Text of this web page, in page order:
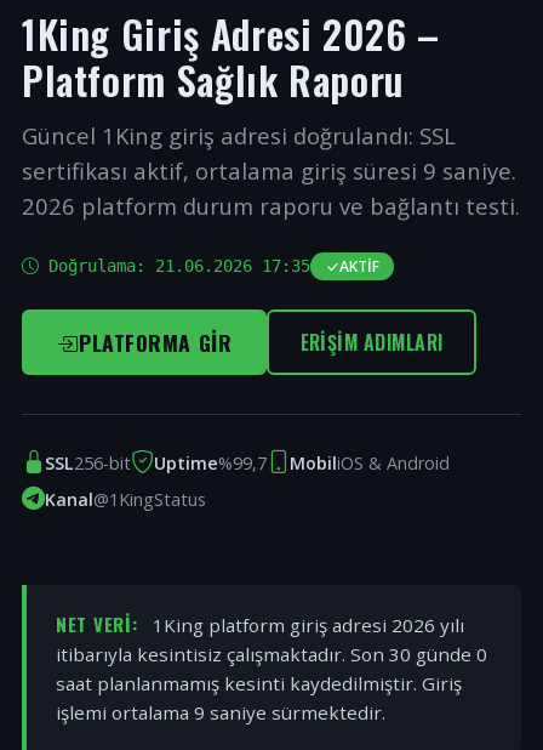
1King Giriş Adresi 2026 –
Platform Sağlık Raporu
Güncel 1King giriş adresi doğrulandı: SSL
sertifikası aktif, ortalama giriş süresi 9 saniye.
2026 platform durum raporu ve bağlantı testi.
Doğrulama: 21.06.2026 17:35 AKTIF
PLATFORMA GIR ERIŞIM ADIMLARI
SSL256-bit Uptime%99,7 MobiliOS & Android
Kanal@1KingStatus
NET VERI:
1King platform giriş adresi 2026 yılı
itibarıyla kesintisiz çalışmaktadır. Son 30 günde 0
saat planlanmamış kesinti kaydedilmiştir. Giriş
işlemi ortalama 9 saniye sürmektedir.